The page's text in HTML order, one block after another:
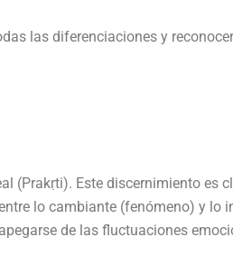
las diferenciaciones y
(Prakṛti). Este discernimiento es
lo cambiante (fenómeno) y lo
de las fluctuaciones